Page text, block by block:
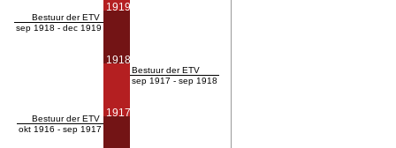
Bestuur der ETV
sep 1918 - dec 1919
Bestuur der ETV
okt 1916 - sep 1917
1919
1918
1917
Bestuur der ETV
sep 1917 - sep 1918